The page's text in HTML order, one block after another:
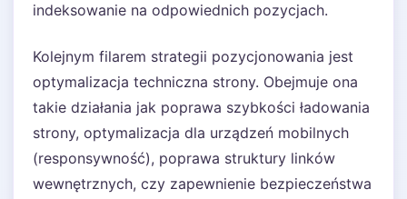
indeksowanie na odpowiednich pozycjach.
Kolejnym filarem strategii pozycjonowania jest
optymalizacja techniczna strony. Obejmuje ona
takie działania jak poprawa szybkości ładowania
strony, optymalizacja dla urządzeń mobilnych
(responsywność), poprawa struktury linków
wewnętrznych, czy zapewnienie bezpieczeństwa